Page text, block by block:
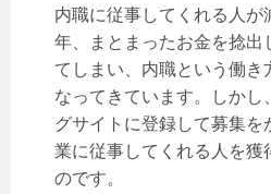
内職に従事してくれる人が
年、まとまったお金を捻出
てしまい、内職という働き
なってきています。しかし
グサイトに登録して募集を
業に従事してくれる人を獲
のです。